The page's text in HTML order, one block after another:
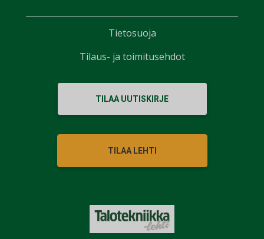
TILAA UUTISKIRJE
TILAA LEHTI
Tietosuoja
Tilaus- ja toimitusehdot